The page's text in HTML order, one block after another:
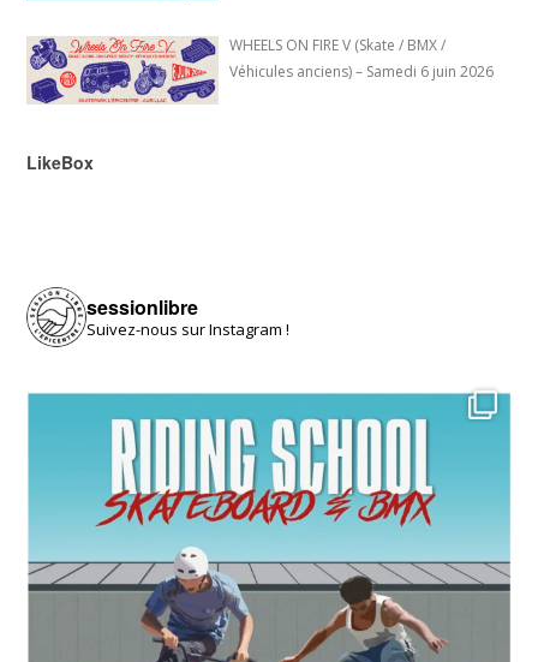
WHEELS ON FIRE V (Skate / BMX /
Véhicules anciens) – Samedi 6 juin 2026
LikeBox
sessionlibre
Suivez-nous sur Instagram !